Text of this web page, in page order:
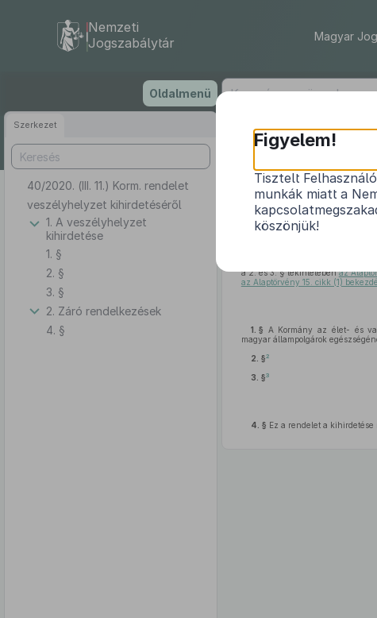
tartalomra
Nemzeti
Jogszabálytár
Magyar
Oldalmenü
Szerkezet
40/2020. (III. 11.) Korm. rendelet
veszélyhelyzet kihirdetéséről
1. A veszélyhelyzet
kihirdetése
1. §
2. §
3. §
2. Záró rendelkezések
4. §
a 2. és 3. § tekintetébenaz
az Alaptörvény 15. cikk (1)
1. § A Kormány az élet- és
magyar állampolgárok
2. §2
3. §3
4. § Ez a rendelet a kihirdetése
Figyelem!
Tisztelt
munkák miatt a
köszönjük!